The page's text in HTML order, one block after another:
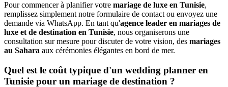
Pour commencer à planifier votre mariage de luxe en Tunisie,
remplissez simplement notre formulaire de contact ou envoyez une
demande via WhatsApp. En tant qu'agence leader en mariages de
luxe et de destination en Tunisie, nous organiserons une
consultation sur mesure pour discuter de votre vision, des mariages
au Sahara aux cérémonies élégantes en bord de mer.
Quel est le coût typique d'un wedding planner en
Tunisie pour un mariage de destination ?